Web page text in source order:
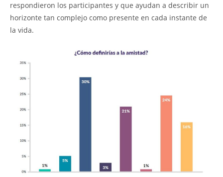
respondieron los participantes y que ayudan a describir un
horizonte tan complejo como presente en cada instante de
la vida.